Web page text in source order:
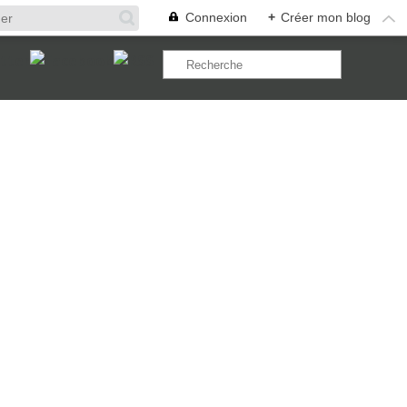
Connexion + Créer mon blog